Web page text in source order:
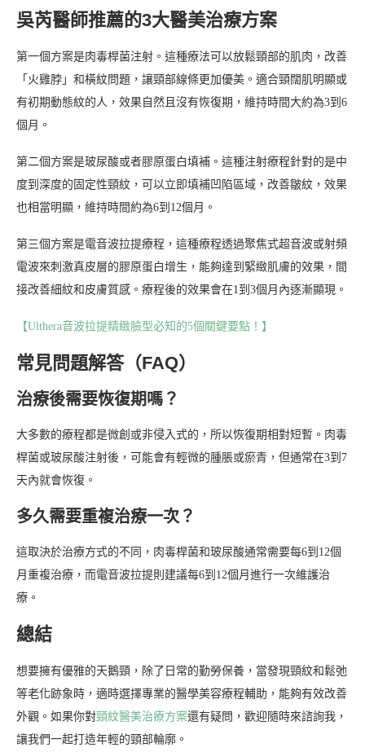
吳芮醫師推薦的3大醫美治療方案
第一個方案是肉毒桿菌注射。這種療法可以放鬆頸部的肌肉，改善
「火雞脖」和橫紋問題，讓頸部線條更加優美。適合頸闊肌明顯或
有初期動態紋的人，效果自然且沒有恢復期，維持時間大約為3到6
個月。
第二個方案是玻尿酸或者膠原蛋白填補。這種注射療程針對的是中
度到深度的固定性頸紋，可以立即填補凹陷區域，改善皺紋，效果
也相當明顯，維持時間約為6到12個月。
第三個方案是電音波拉提療程，這種療程透過聚焦式超音波或射頻
電波來刺激真皮層的膠原蛋白增生，能夠達到緊緻肌膚的效果，間
接改善細紋和皮膚質感。療程後的效果會在1到3個月內逐漸顯現。
【Ulthera音波拉提精緻臉型必知的5個關鍵要點！】
常見問題解答（FAQ）
治療後需要恢復期嗎？
大多數的療程都是微創或非侵入式的，所以恢復期相對短暫。肉毒
桿菌或玻尿酸注射後，可能會有輕微的腫脹或瘀青，但通常在3到7
天內就會恢復。
多久需要重複治療一次？
這取決於治療方式的不同，肉毒桿菌和玻尿酸通常需要每6到12個
月重複治療，而電音波拉提則建議每6到12個月進行一次維護治
療。
總結
想要擁有優雅的天鵝頸，除了日常的勤勞保養，當發現頸紋和鬆弛
等老化跡象時，適時選擇專業的醫學美容療程輔助，能夠有效改善
外觀。如果你對頸紋醫美治療方案還有疑問，歡迎隨時來諮詢我，
讓我們一起打造年輕的頸部輪廓。